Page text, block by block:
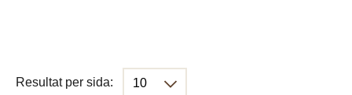
Resultat per sida: